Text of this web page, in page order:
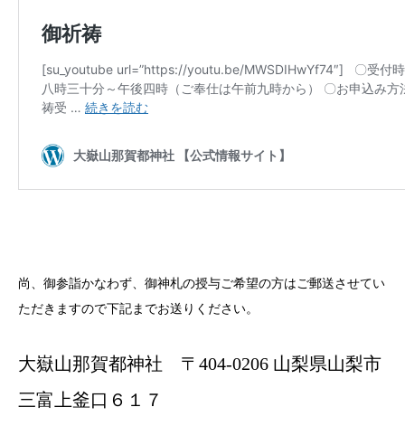
尚、御参詣かなわず、御神札の授与ご希望の方はご郵送させてい
ただきますので下記までお送りください。
大嶽山那賀都神社 〒404-0206 山梨県山梨市
三富上釜口６１７